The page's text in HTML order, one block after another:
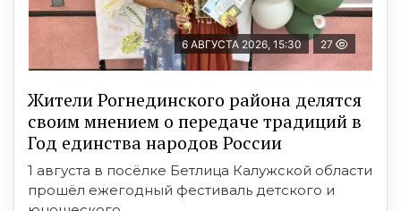
6 АВГУСТА 2026, 15:30 27
Жители Рогнединского района делятся
своим мнением о передаче традиций в
Год единства народов России
1 августа в посёлке Бетлица Калужской области
прошёл ежегодный фестиваль детского и